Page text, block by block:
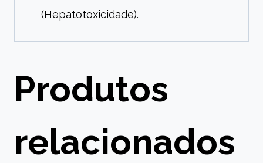
(Hepatotoxicidade).
Produtos
relacionados